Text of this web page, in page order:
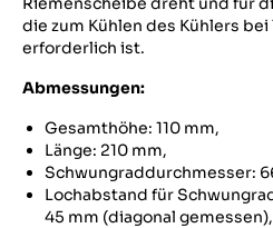
die zum Kühlen des Kühlers
erforderlich ist.
Abmessungen:
Gesamthöhe: 110 mm,
Länge: 210 mm,
Schwungraddurchmesser:
Lochabstand für
45 mm (diagonal